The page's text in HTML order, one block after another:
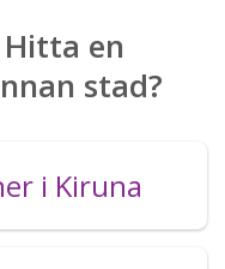
en
stad?
i Kiruna